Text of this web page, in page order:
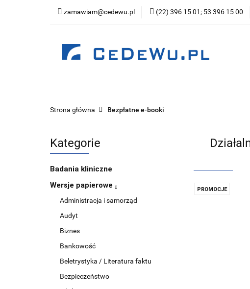
zamawiam@cedewu.pl (22) 396 15 01; 53 396 15 00
Kategorie Nowości
Wydawnictwo
Strona główna Bezpłatne e-booki
Kategorie
Badania kliniczne
Wersje papierowe
Administracja i samorząd
Audyt
Biznes
Bankowość
Beletrystyka / Literatura faktu
Bezpieczeństwo
PROMOCJE